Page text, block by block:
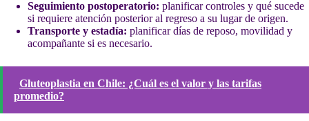
Seguimiento postoperatorio: planificar controles y qué sucede
si requiere atención posterior al regreso a su lugar de origen.
Transporte y estadía: planificar días de reposo, movilidad y
acompañante si es necesario.
Gluteoplastia en Chile: ¿Cuál es el valor y las tarifas
promedio?